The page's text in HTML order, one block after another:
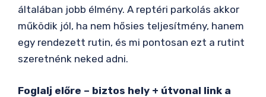
általában jobb élmény. A reptéri parkolás akkor
működik jól, ha nem hősies teljesítmény, hanem
egy rendezett rutin, és mi pontosan ezt a rutint
szeretnénk neked adni.
Foglalj előre – biztos hely + útvonal link a